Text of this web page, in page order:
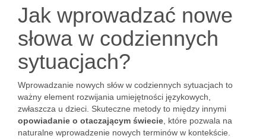
Jak wprowadzać nowe
słowa w codziennych
sytuacjach?
Wprowadzanie nowych słów w codziennych sytuacjach to
ważny element rozwijania umiejętności językowych,
zwłaszcza u dzieci. Skuteczne metody to między innymi
opowiadanie o otaczającym świecie , które pozwala na
naturalne wprowadzenie nowych terminów w kontekście.